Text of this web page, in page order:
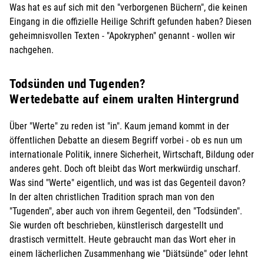
Was hat es auf sich mit den "verborgenen Büchern", die keinen
Eingang in die offizielle Heilige Schrift gefunden haben? Diesen
geheimnisvollen Texten - "Apokryphen" genannt - wollen wir
nachgehen.
Todsünden und Tugenden?
Wertedebatte auf einem uralten Hintergrund
Über "Werte" zu reden ist "in". Kaum jemand kommt in der
öffentlichen Debatte an diesem Begriff vorbei - ob es nun um
internationale Politik, innere Sicherheit, Wirtschaft, Bildung oder
anderes geht. Doch oft bleibt das Wort merkwürdig unscharf.
Was sind "Werte" eigentlich, und was ist das Gegenteil davon?
In der alten christlichen Tradition sprach man von den
"Tugenden", aber auch von ihrem Gegenteil, den "Todsünden".
Sie wurden oft beschrieben, künstlerisch dargestellt und
drastisch vermittelt. Heute gebraucht man das Wort eher in
einem lächerlichen Zusammenhang wie "Diätsünde" oder lehnt